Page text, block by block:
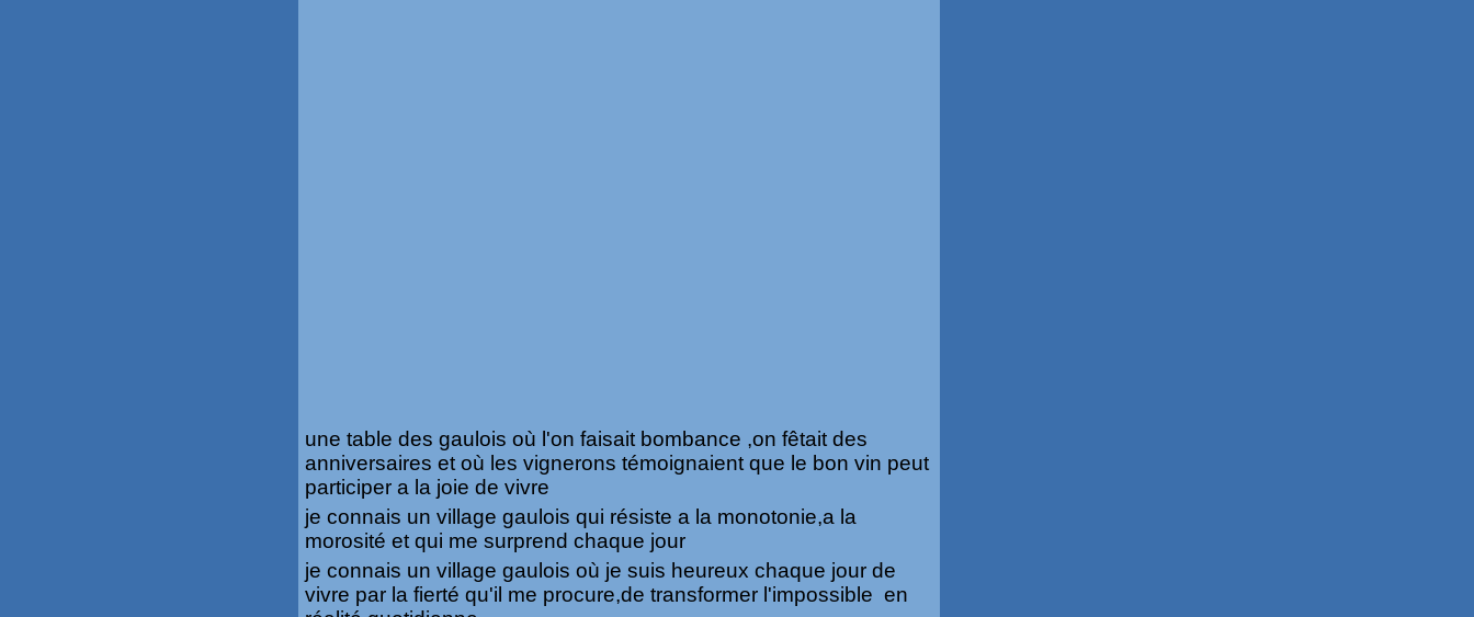
une table des gaulois où l'on faisait bombance ,on fêtait des
anniversaires et où les vignerons témoignaient que le bon vin peut
participer a la joie de vivre
je connais un village gaulois qui résiste a la monotonie,a la
morosité et qui me surprend chaque jour
je connais un village gaulois où je suis heureux chaque jour de
vivre par la fierté qu'il me procure,de transformer l'impossible en